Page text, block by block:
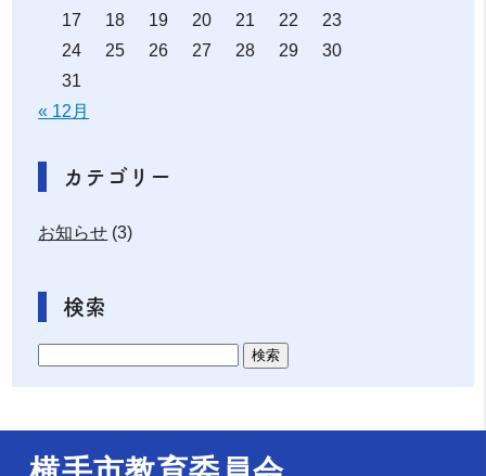
17
18 19 20 21 22
23
24
25 26 27 28 29
30
31
« 12月
カテゴリー
お知らせ (3)
検索